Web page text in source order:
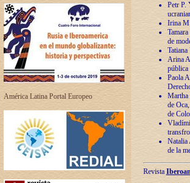
América Latina Portal Europeo
Petr P.
Irina
de
Arina
pública
Paola
Martha
de
de
Natalia
de la
Revista